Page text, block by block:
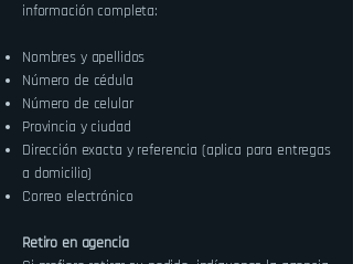
información completa:
Nombres y apellidos
Número de cédula
Número de celular
Provincia y ciudad
Dirección exacta y referencia (aplica para entregas
a domicilio)
Correo electrónico
Retiro en agencia